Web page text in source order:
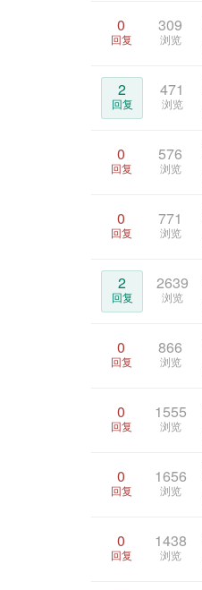
0
回复
309
浏览
2
回复
471
浏览
0
回复
576
浏览
0
回复
771
浏览
2
回复
2639
浏览
0
回复
866
浏览
0
回复
1555
浏览
0
回复
1656
浏览
0
回复
1438
浏览